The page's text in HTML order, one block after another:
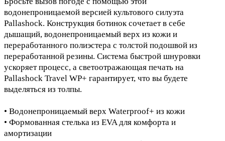
водонепроницаемой версией культового силуэта
Pallashock. Конструкция ботинок сочетает в себе
дышащий, водонепроницаемый верх из кожи и
переработанного полиэстера с толстой подошвой из
переработанной резины. Система быстрой шнуровки
ускоряет процесс, а светоотражающая печать на
Pallashock Travel WP+ гарантирует, что вы будете
выделяться из толпы.
• Водонепроницаемый верх Waterproof+ из кожи
• Формованная стелька из EVA для комфорта и
амортизации